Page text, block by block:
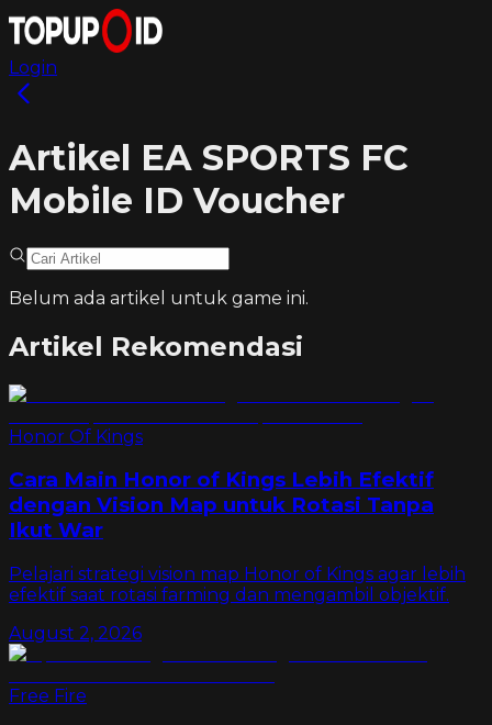
Login
Artikel EA SPORTS FC
Mobile ID Voucher
Belum ada artikel untuk game ini.
Artikel Rekomendasi
Honor Of Kings
Cara Main Honor of Kings Lebih Efektif
dengan Vision Map untuk Rotasi Tanpa
Ikut War
Pelajari strategi vision map Honor of Kings agar lebih
efektif saat rotasi farming dan mengambil objektif.
August 2, 2026
Free Fire